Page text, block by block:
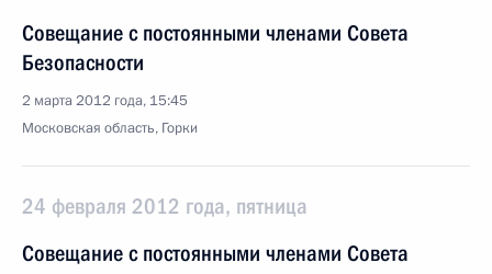
Совещание с постоянными членами Совета
Безопасности
2 марта 2012 года, 15:45
Московская область, Горки
24 февраля 2012 года, пятница
Совещание с постоянными членами Совета